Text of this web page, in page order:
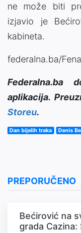
ne može biti
izjavio je
kabineta.
federalna.ba/Fena
Federalna.ba
aplikacija.
Storeu.
Dan bijelih traka Denis
PREPORUČENO
Bećirović na
grada